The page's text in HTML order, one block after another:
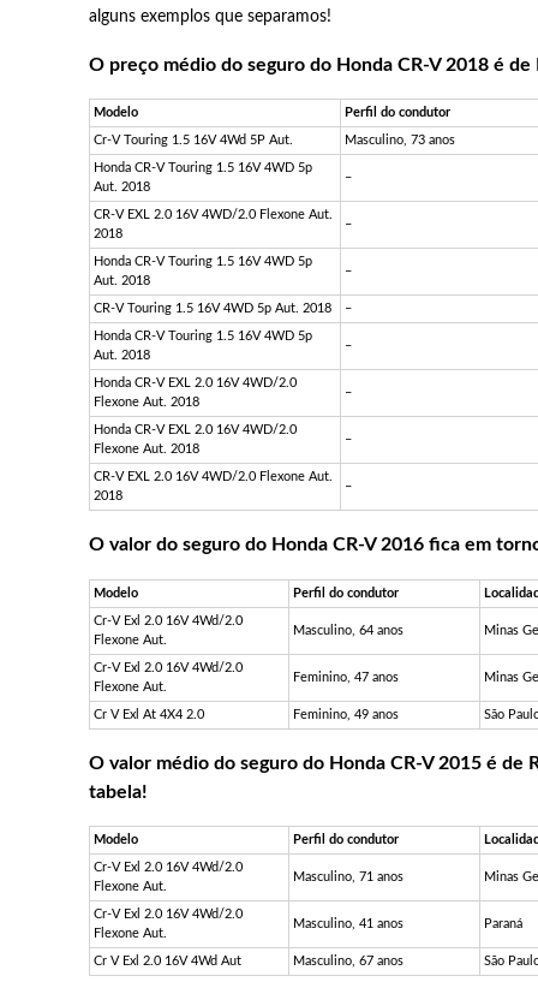
alguns exemplos que separamos!
O preço médio do seguro do Honda CR-V 2018 é
Modelo Perfil do condutor
Cr-V Touring 1.5 16V 4Wd 5P Aut. Masculino, 73 anos
Honda CR-V Touring 1.5 16V 4WD 5p
Aut. 2018
–
CR-V EXL 2.0 16V 4WD/2.0 Flexone Aut.
2018
–
Honda CR-V Touring 1.5 16V 4WD 5p
Aut. 2018
–
CR-V Touring 1.5 16V 4WD 5p Aut. 2018 –
Honda CR-V Touring 1.5 16V 4WD 5p
Aut. 2018
–
Honda CR-V EXL 2.0 16V 4WD/2.0
Flexone Aut. 2018
–
Honda CR-V EXL 2.0 16V 4WD/2.0
Flexone Aut. 2018
–
CR-V EXL 2.0 16V 4WD/2.0 Flexone Aut.
2018
–
O valor do seguro do Honda CR-V 2016 fica em
Modelo Perfil do condutor
Cr-V Exl 2.0 16V 4Wd/2.0
Flexone Aut.
Masculino, 64 anos Minas
Cr-V Exl 2.0 16V 4Wd/2.0
Flexone Aut.
Feminino, 47 anos Minas
Cr V Exl At 4X4 2.0 Feminino, 49 anos São
O valor médio do seguro do Honda CR-V 2015 é de
tabela!
Modelo Perfil do condutor
Cr-V Exl 2.0 16V 4Wd/2.0
Flexone Aut.
Masculino, 71 anos Minas
Cr-V Exl 2.0 16V 4Wd/2.0
Flexone Aut.
Masculino, 41 anos Paraná
Cr V Exl 2.0 16V 4Wd Aut Masculino, 67 anos São